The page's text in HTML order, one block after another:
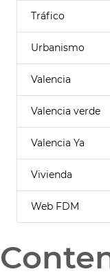
Tráfico
Urbanismo
Valencia
Valencia verde
Valencia Ya
Vivienda
Web FDM